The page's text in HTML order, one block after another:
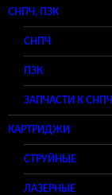
СНПЧ, ПЗК
СНПЧ
ПЗК
ЗАПЧАСТИ К СНПЧ
КАРТРИДЖИ
СТРУЙНЫЕ
ЛАЗЕРНЫЕ